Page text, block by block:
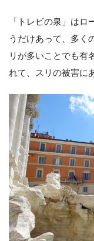
「トレビの泉」は
うだけあって、多く
リが多いことでも有
れて、スリの被害に